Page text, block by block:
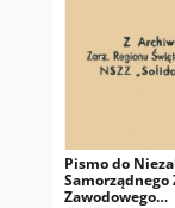
Pismo do
Samorządnego
Zawodowego